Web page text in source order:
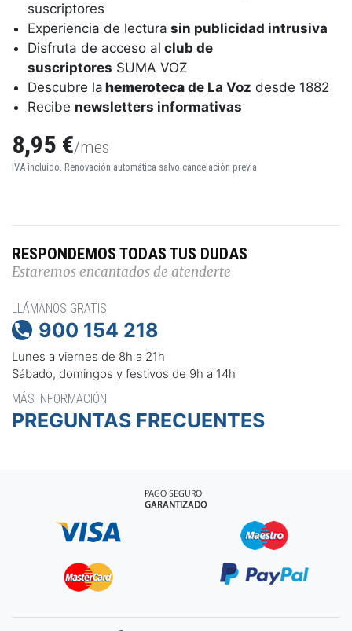
suscriptores
Experiencia de lectura sin publicidad intrusiva
Disfruta de acceso al club de
suscriptores SUMA VOZ
Descubre la hemeroteca de La Voz desde 1882
Recibe newsletters informativas
8,95 €/mes
IVA incluido. Renovación automática salvo cancelación previa
RESPONDEMOS TODAS TUS DUDAS
Estaremos encantados de atenderte
LLÁMANOS GRATIS
 900 154 218
Lunes a viernes de 8h a 21h
Sábado, domingos y festivos de 9h a 14h
MÁS INFORMACIÓN
PREGUNTAS FRECUENTES